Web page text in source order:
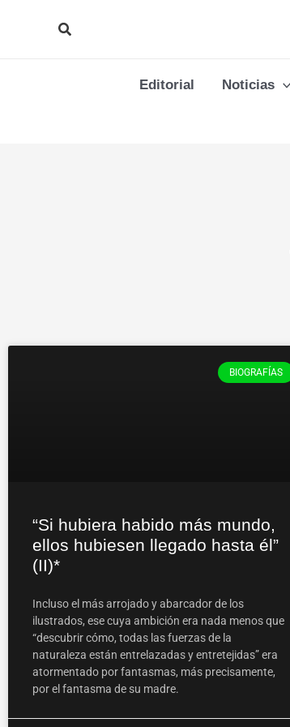
Buscar
Editorial Noticias
BIOGRAFÍAS
“Si hubiera habido más mundo,
ellos hubiesen llegado hasta él”
(II)*
Incluso el más arrojado y abarcador de los
ilustrados, ese cuya ambición era nada menos que
“descubrir cómo, todas las fuerzas de la
naturaleza están entrelazadas y entretejidas” era
atormentado por fantasmas, más precisamente,
por el fantasma de su madre.